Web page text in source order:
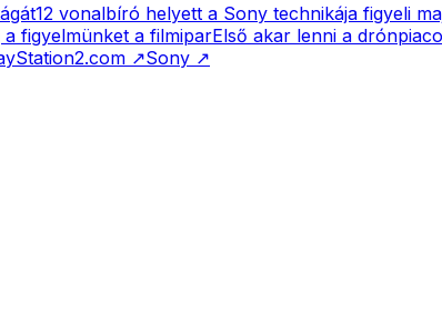
12 vonalbíró helyett a Sony technikája figyeli
figyelmünket a filmiparElső akar lenni a
↗Sony ↗